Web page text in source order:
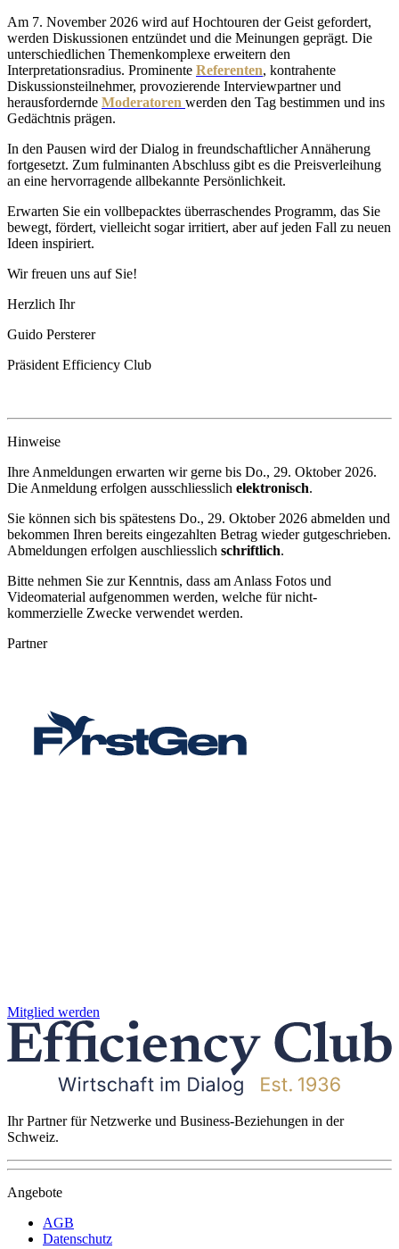
Am 7. November 2026 wird auf Hochtouren der Geist gefordert,
werden Diskussionen entzündet und die Meinungen geprägt. Die
unterschiedlichen Themenkomplexe erweitern den
Interpretationsradius. Prominente Referenten, kontrahente
Diskussionsteilnehmer, provozierende Interviewpartner und
herausfordernde Moderatoren werden den Tag bestimmen und ins
Gedächtnis prägen.
In den Pausen wird der Dialog in freundschaftlicher Annäherung
fortgesetzt. Zum fulminanten Abschluss gibt es die Preisverleihung
an eine hervorragende allbekannte Persönlichkeit.
Erwarten Sie ein vollbepacktes überraschendes Programm, das Sie
bewegt, fördert, vielleicht sogar irritiert, aber auf jeden Fall zu neuen
Ideen inspiriert.
Wir freuen uns auf Sie!
Herzlich Ihr
Guido Persterer
Präsident Efficiency Club
Hinweise
Ihre Anmeldungen erwarten wir gerne bis Do., 29. Oktober 2026.
Die Anmeldung erfolgen ausschliesslich elektronisch.
Sie können sich bis spätestens Do., 29. Oktober 2026 abmelden und
bekommen Ihren bereits eingezahlten Betrag wieder gutgeschrieben.
Abmeldungen erfolgen auschliesslich schriftlich.
Bitte nehmen Sie zur Kenntnis, dass am Anlass Fotos und
Videomaterial aufgenommen werden, welche für nicht-
kommerzielle Zwecke verwendet werden.
Partner
Mitglied werden
Ihr Partner für Netzwerke und Business-Beziehungen in der
Schweiz.
Angebote
AGB
Datenschutz